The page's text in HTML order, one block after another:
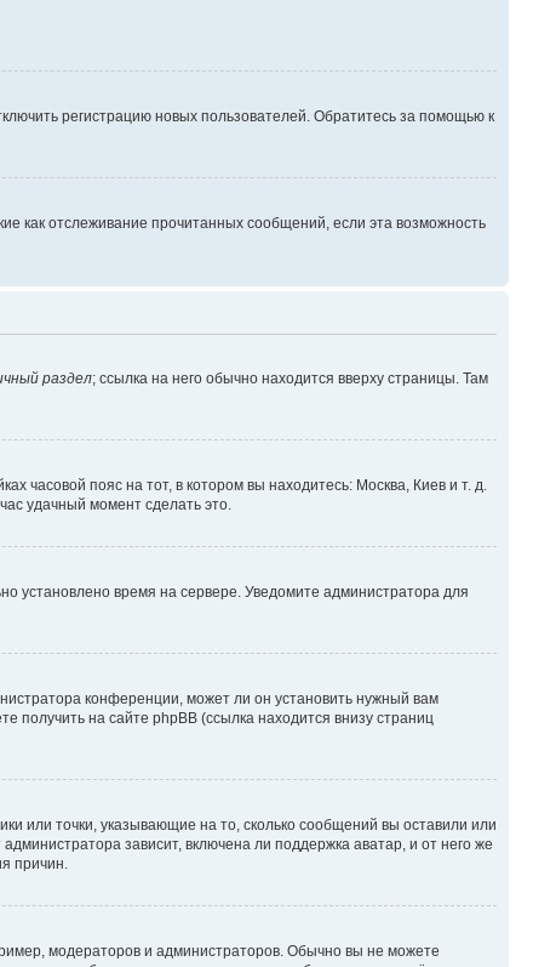
регистрацию новых пользователей. Обратитесь за помощью к
как отслеживание прочитанных сообщений, если эта возможность
раздел; ссылка на него обычно находится вверху страницы. Там
часовой пояс на тот, в котором вы находитесь: Москва, Киев и т. д.
удачный момент сделать это.
установлено время на сервере. Уведомите администратора для
конференции, может ли он установить нужный вам
получить на сайте phpBB (ссылка находится внизу страниц
или точки, указывающие на то, сколько сообщений вы оставили или
зависит, включена ли поддержка аватар, и от него же
причин.
модераторов и администраторов. Обычно вы не можете